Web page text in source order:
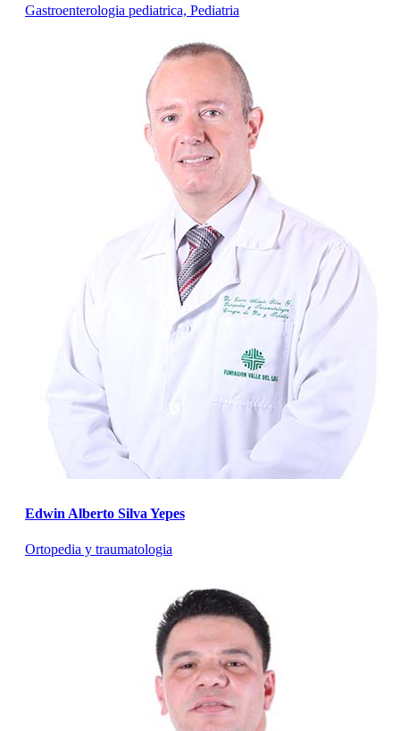
Gastroenterologia pediatrica, Pediatria
Edwin Alberto Silva Yepes
Ortopedia y traumatologia